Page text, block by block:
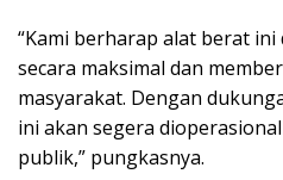
“Kami berharap alat berat
secara maksimal dan
masyarakat. Dengan
ini akan segera
publik,” pungkasnya.